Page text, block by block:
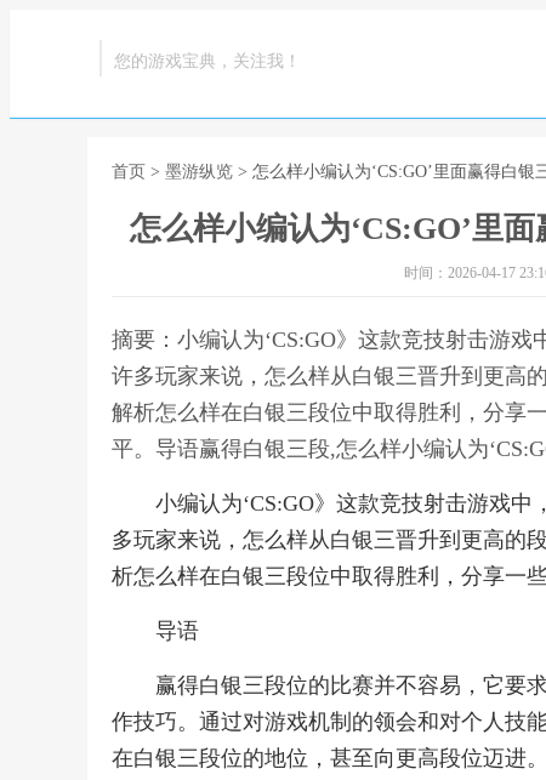
您的游戏宝典，关注我！
首页 > 墨游纵览 > 怎么样小编认为‘CS:GO’里面赢得白
怎么样小编认为‘CS:GO’里
时间：2026-04-17
摘要：小编认为‘CS:GO》这款竞技射击游
许多玩家来说，怎么样从白银三晋升到更高
解析怎么样在白银三段位中取得胜利，分享
平。导语赢得白银三段,怎么样小编认为
小编认为‘CS:GO》这款竞技射击游戏
多玩家来说，怎么样从白银三晋升到更高的
析怎么样在白银三段位中取得胜利，分享一
导语
赢得白银三段位的比赛并不容易，它要
作技巧。通过对游戏机制的领会和对个人技
在白银三段位的地位，甚至向更高段位迈进。